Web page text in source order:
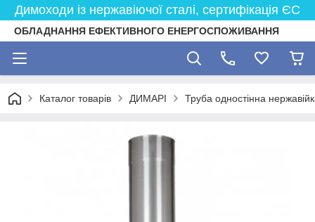
Димоходи із нержавіючої сталі, сертифікація ЄС
ОБЛАДНАННЯ ЕФЕКТИВНОГО ЕНЕРГОСПОЖИВАННЯ
Каталог товарів ДИМАРІ Труба одностінна